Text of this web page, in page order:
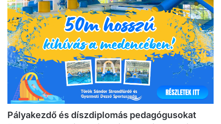
Pályakezdő és díszdiplomás pedagógusokat